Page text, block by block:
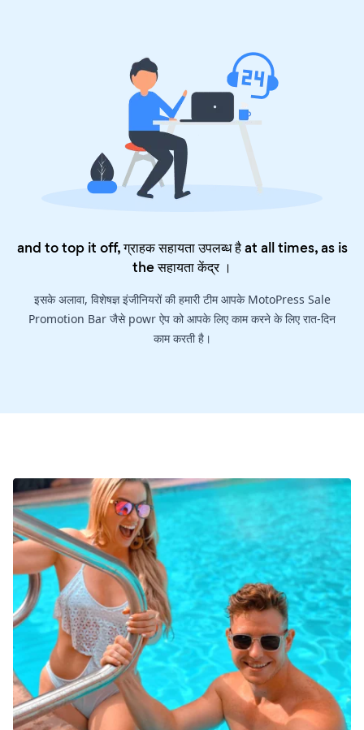
and to top it off, ग्राहक सहायता उपलब्ध है at all times, as is
theसहायता केंद्र।
इसके अलावा, विशेषज्ञ इंजीनियरों की हमारी टीम आपके MotoPress Sale
Promotion Bar जैसे powr ऐप को आपके लिए काम करने के लिए रात-दिन
काम करती है।